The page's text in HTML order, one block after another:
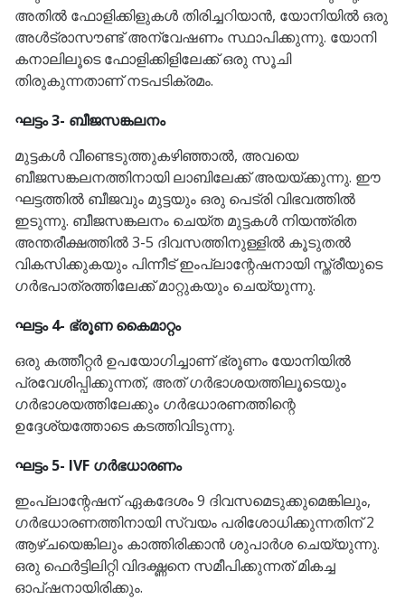
അതിൽ ഫോളിക്കിളുകൾ തിരിച്ചറിയാൻ, യോനിയിൽ ഒരു
അൾട്രാസൗണ്ട് അന്വേഷണം സ്ഥാപിക്കുന്നു. യോനി
കനാലിലൂടെ ഫോളിക്കിളിലേക്ക് ഒരു സൂചി
തിരുകുന്നതാണ് നടപടിക്രമം.
ഘട്ടം 3- ബീജസങ്കലനം
മുട്ടകൾ വീണ്ടെടുത്തുകഴിഞ്ഞാൽ, അവയെ
ബീജസങ്കലനത്തിനായി ലാബിലേക്ക് അയയ്ക്കുന്നു. ഈ
ഘട്ടത്തിൽ ബീജവും മുട്ടയും ഒരു പെട്രി വിഭവത്തിൽ
ഇടുന്നു. ബീജസങ്കലനം ചെയ്ത മുട്ടകൾ നിയന്ത്രിത
അന്തരീക്ഷത്തിൽ 3-5 ദിവസത്തിനുള്ളിൽ കൂടുതൽ
വികസിക്കുകയും പിന്നീട് ഇംപ്ലാന്റേഷനായി സ്ത്രീയുടെ
ഗർഭപാത്രത്തിലേക്ക് മാറ്റുകയും ചെയ്യുന്നു.
ഘട്ടം 4- ഭ്രൂണ കൈമാറ്റം
ഒരു കത്തീറ്റർ ഉപയോഗിച്ചാണ് ഭ്രൂണം യോനിയിൽ
പ്രവേശിപ്പിക്കുന്നത്, അത് ഗർഭാശയത്തിലൂടെയും
ഗർഭാശയത്തിലേക്കും ഗർഭധാരണത്തിന്റെ
ഉദ്ദേശ്യത്തോടെ കടത്തിവിടുന്നു.
ഘട്ടം 5- IVF ഗർഭധാരണം
ഇംപ്ലാന്റേഷന് ഏകദേശം 9 ദിവസമെടുക്കുമെങ്കിലും,
ഗർഭധാരണത്തിനായി സ്വയം പരിശോധിക്കുന്നതിന് 2
ആഴ്ചയെങ്കിലും കാത്തിരിക്കാൻ ശുപാർശ ചെയ്യുന്നു.
ഒരു ഫെർട്ടിലിറ്റി വിദഗ്ദ്ധനെ സമീപിക്കുന്നത് മികച്ച
ഓപ്ഷനായിരിക്കും.